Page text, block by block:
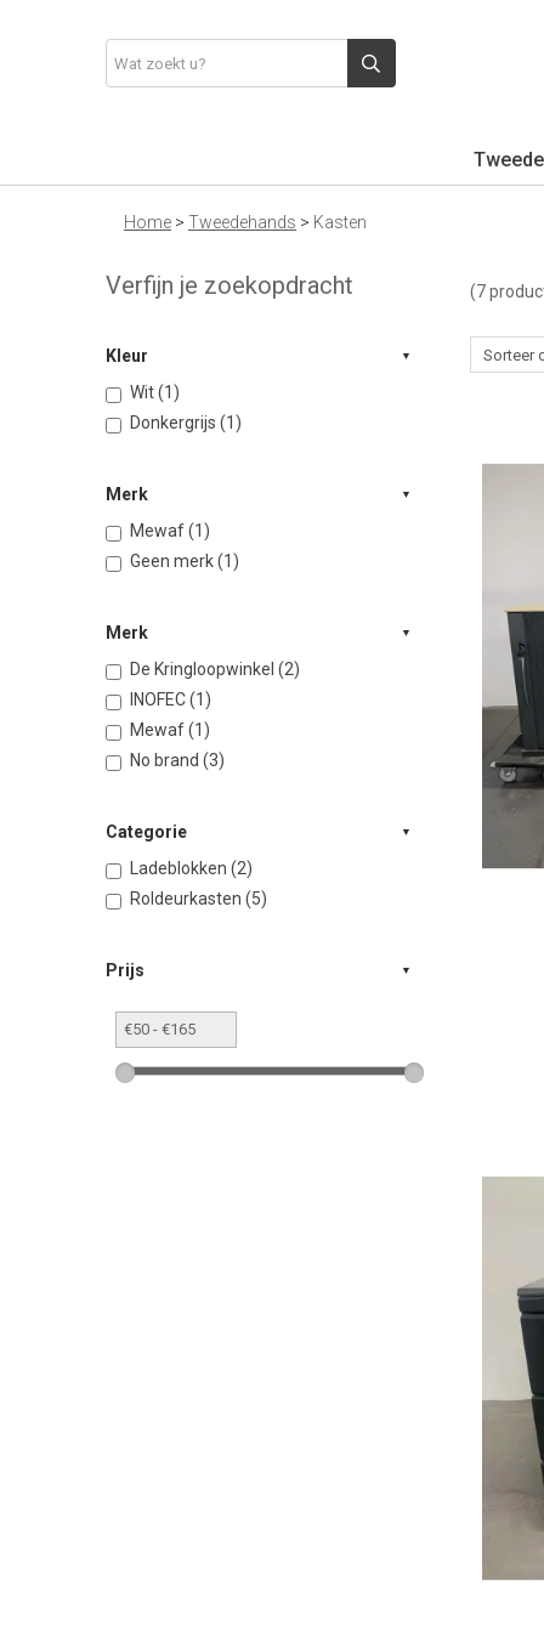
Home > Tweedehands > Kasten
Verfijn je zoekopdracht
Kleur
Wit (1)
Donkergrijs (1)
Merk
Mewaf (1)
Geen merk (1)
Merk
De Kringloopwinkel (2)
INOFEC (1)
Mewaf (1)
No brand (3)
Categorie
Ladeblokken (2)
Roldeurkasten (5)
Prijs
(7